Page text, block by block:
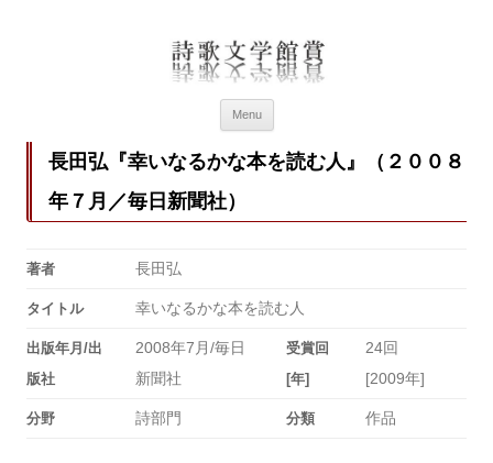
詩歌文学館賞
Menu
長田弘『幸いなるかな本を読む人』（２００８
年７月／毎日新聞社）
著者 長田弘
タイトル 幸いなるかな本を読む人
出版年月/出
版社
2008年7月/毎日
新聞社
受賞回
[年]
24回
[2009年]
分野 詩部門 分類 作品